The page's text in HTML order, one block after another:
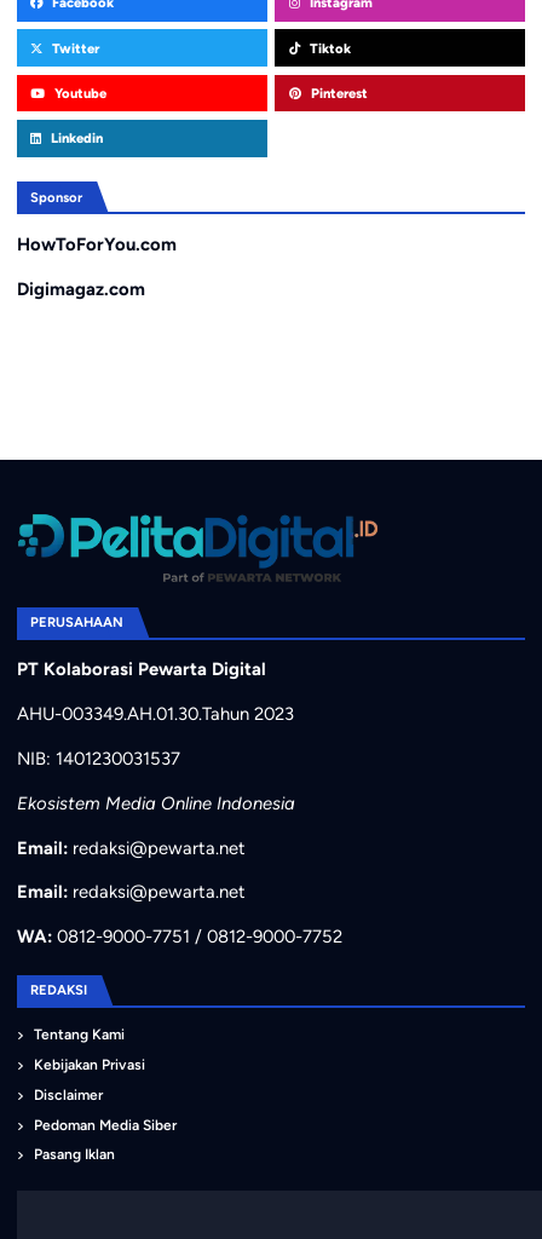
Twitter Tiktok
Youtube Pinterest
Linkedin
Sponsor
HowToForYou.com
Digimagaz.com
PERUSAHAAN
PT Kolaborasi Pewarta Digital
AHU-003349.AH.01.30.Tahun 2023
NIB: 1401230031537
Ekosistem Media Online Indonesia
Email: redaksi@pewarta.net
Email: redaksi@pewarta.net
WA:0812-9000-7751 / 0812-9000-7752
REDAKSI
Tentang Kami
Kebijakan Privasi
Disclaimer
Pedoman Media Siber
Pasang Iklan